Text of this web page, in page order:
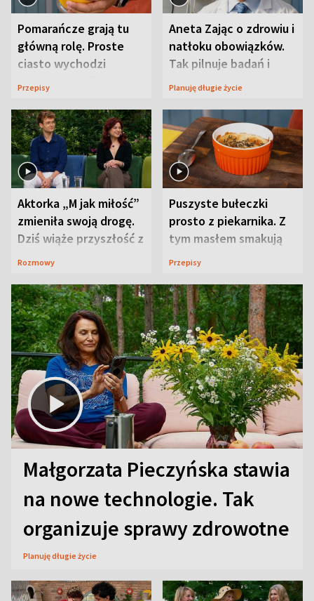
Pomarańcze grają tu
główną rolę. Proste
ciasto wychodzi
wyjątkowo wilgotne
Przepisy
Aneta Zając o zdrowiu i
natłoku obowiązków.
Tak pilnuje badań i
wizyt
Planuję długie życie
Aktorka „M jak miłość”
zmieniła swoją drogę.
Dziś wiąże przyszłość z
neurobiologią
Rozmowy
Puszyste bułeczki
prosto z piekarnika. Z
tym masłem smakują
jeszcze lepiej
Przepisy
Małgorzata Pieczyńska stawia
na nowe technologie. Tak
organizuje sprawy zdrowotne
Planuję długie życie